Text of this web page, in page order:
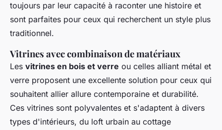
toujours par leur capacité à raconter une histoire et
sont parfaites pour ceux qui recherchent un style plus
traditionnel.
Vitrines avec combinaison de matériaux
Les vitrines en bois et verre ou celles alliant métal et
verre proposent une excellente solution pour ceux qui
souhaitent allier allure contemporaine et durabilité.
Ces vitrines sont polyvalentes et s'adaptent à divers
types d'intérieurs, du loft urbain au cottage